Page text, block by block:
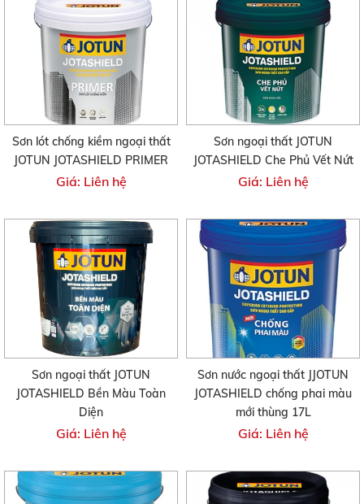
Sơn lót chống kiềm ngoại thất
JOTUN JOTASHIELD PRIMER
Giá: Liên hệ
Sơn ngoại thất JOTUN
JOTASHIELD Che Phủ Vết Nứt
Giá: Liên hệ
Sơn ngoại thất JOTUN
JOTASHIELD Bền Màu Toàn
Diện
Giá: Liên hệ
Sơn nước ngoại thất JJOTUN
JOTASHIELD chống phai màu
mới thùng 17L
Giá: Liên hệ